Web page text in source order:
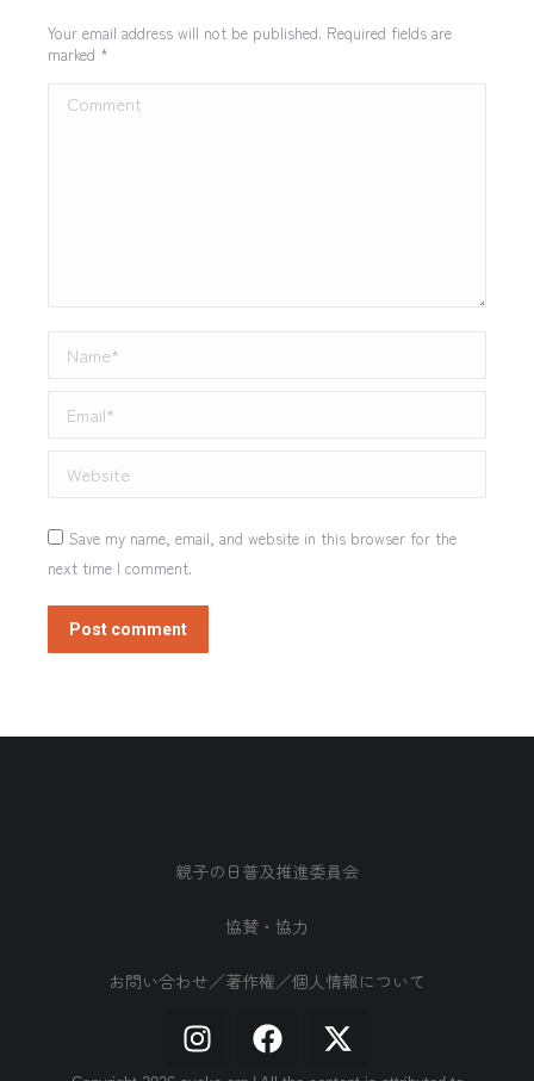
Your email address will not be published. Required fields are
marked *
Comment
Name *
Email *
Website
Save my name, email, and website in this browser for the
next time I comment.
Post comment
親子の日普及推進委員会
協賛・協力
お問い合わせ／著作権／個人情報について